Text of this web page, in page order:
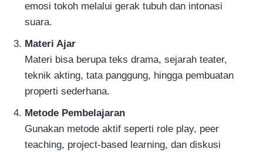
emosi tokoh melalui gerak tubuh dan intonasi
suara.
Materi Ajar
Materi bisa berupa teks drama, sejarah teater,
teknik akting, tata panggung, hingga pembuatan
properti sederhana.
Metode Pembelajaran
Gunakan metode aktif seperti role play, peer
teaching, project-based learning, dan diskusi